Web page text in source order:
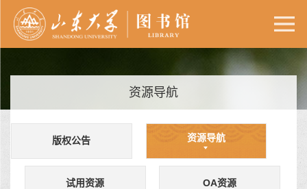
资源导航
版权公告 资源导航
试用资源 OA资源